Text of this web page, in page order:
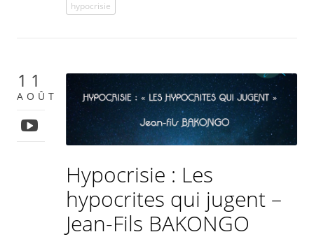
hypocrisie
11
AOÛT
Hypocrisie : Les
hypocrites qui jugent –
Jean-Fils BAKONGO